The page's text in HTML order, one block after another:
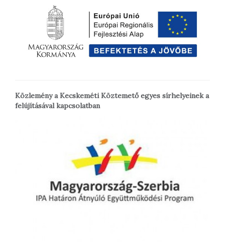
Közlemény a Kecskeméti Köztemető egyes sírhelyeinek a
felújításával kapcsolatban